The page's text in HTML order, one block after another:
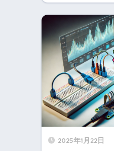
2025年1月22日